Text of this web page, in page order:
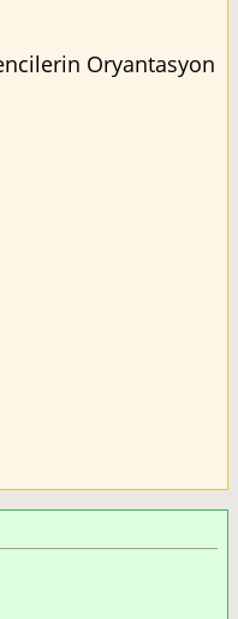
Oryantasyon